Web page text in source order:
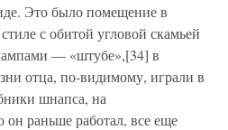
Это было помещение в
с обитой угловой скамьей
— «штубе»,[34] в
отца, по-видимому, играли в
шнапса, на
он раньше работал, все еще